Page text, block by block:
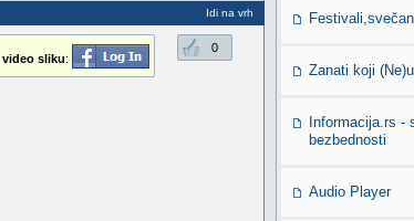
Idi na vrh
0
video sliku:
Zanati koji
Informacija.rs -
bezbednosti
Audio Player